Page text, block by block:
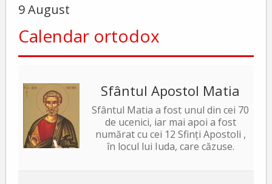
9 August
Calendar ortodox
Sfântul Apostol Matia
Sfântul Matia a fost unul din cei 70
de ucenici, iar mai apoi a fost
numărat cu cei 12 Sfinți Apostoli ,
în locul lui Iuda, care căzuse.